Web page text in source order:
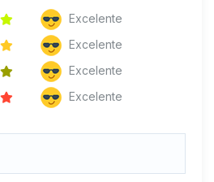
Excelente
Excelente
Excelente
Excelente